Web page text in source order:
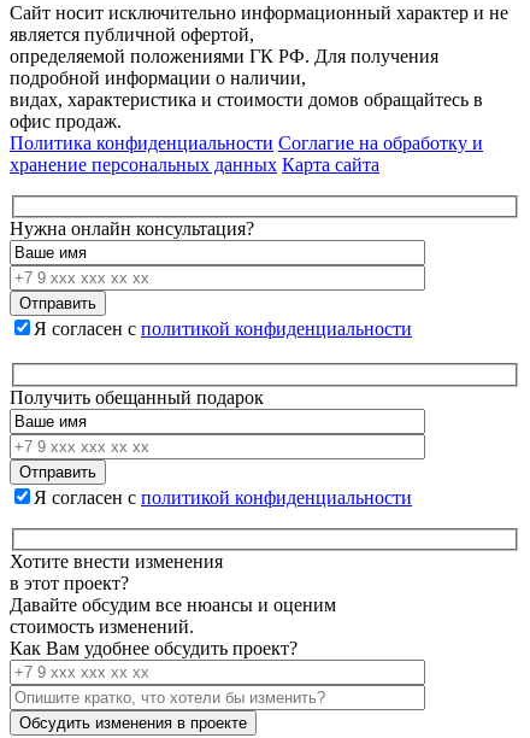
Сайт носит исключительно информационный характер и не
является публичной офертой,
определяемой положениями ГК РФ. Для получения
подробной информации о наличии,
видах, характеристика и стоимости домов обращайтесь в
офис продаж.
Политика конфиденциальности Соглагие на обработку и
хранение персональных данных Карта сайта
Нужна онлайн консультация?
Я согласен с политикой конфиденциальности
Получить обещанный подарок
Я согласен с политикой конфиденциальности
Хотите внести изменения
в этот проект?
Давайте обсудим все нюансы и оценим
стоимость изменений.
Как Вам удобнее обсудить проект?